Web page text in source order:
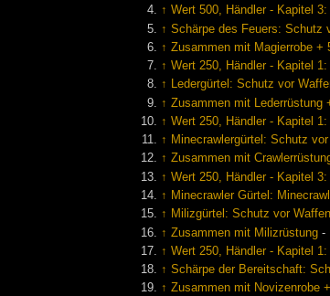
↑ Wert 500, Händler - Kapitel
↑ Schärpe des Feuers: Schutz
↑ Zusammen mit Magierrobe +
↑ Wert 250, Händler - Kapitel 1:
↑ Ledergürtel: Schutz vor
↑ Zusammen mit Lederrüstung
↑ Wert 250, Händler - Kapitel
↑ Minecrawlergürtel: Schutz
↑ Zusammen mit
↑ Wert 250, Händler - Kapitel
↑ Minecrawler Gürtel:
↑ Milizgürtel: Schutz vor
↑ Zusammen mit Milizrüstung -
↑ Wert 250, Händler - Kapitel 1:
↑ Schärpe der Bereitschaft:
↑ Zusammen mit Novizenrobe